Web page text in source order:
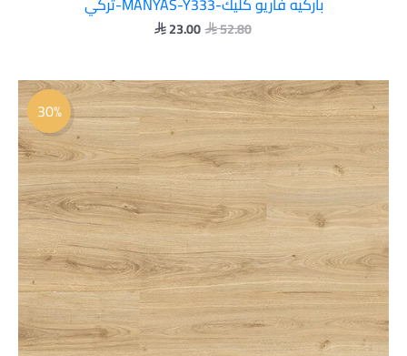
52.80
23.00
30%
السعر
الأصلي
هو:
 52.80.
السعر
الحالي
هو:
 37.00.